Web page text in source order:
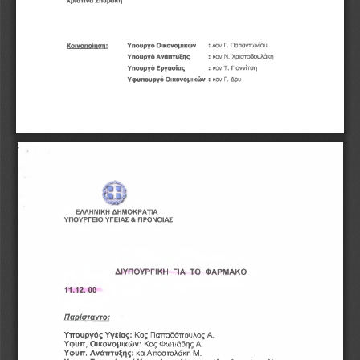
Κοινοποίηση:
Υπουργό Οικονομικών
Υπουργό Ανάπτυξης
Υπουργό Εργασίας
: κον Γ. Παπαντωνϊου
: κον Ν. Χριστοδουλάκη
: κον Τ. Γιαννϊτση
Υφυπουργό Οικονομικών  : κον Γ. Δρυ
f
ΕΛΛΗΝΙΚΗ ΔΗΜΟΚΡΑΤΙΑ
ΥΠΟΥΡΓΕΙΟ ΥΓΕΙΑΣ & ΠΡΟΝΟΙΑΣ
ΔΙΥΠΟΥΡΓΙΚΗ  ΓΙΑ  ΤΟ  ΦΑΡΜΑΚΟ
11.12. 00
Παοίσταντο:
Υπουργός Υγείας: Κος Παπαδόπουλος Α.
Υφυπ, Οικονομικών: Κος Φωτιάδης Α.
Υφυπ. Ανάπτυξης: κα Αποστολάκη Μ.